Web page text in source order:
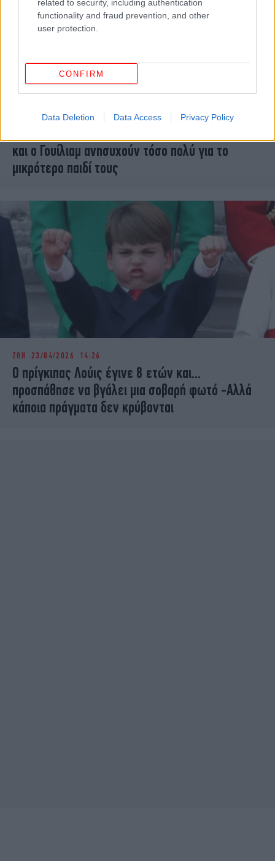
related to security, including authentication
functionality and fraud prevention, and other
user protection.
CONFIRM
Data Deletion Data Access Privacy Policy
24/04/2026 20:02
και ο Γουίλιαμ ανησυχούν τόσο πολύ για το
μικρότερο παιδί τους
ΖΩΗ 23/04/2026 14:26
Ο πρίγκιπας Λούις έγινε 8 ετών και...
προσπάθησε να βγάλει μια σοβαρή φωτό -Αλλά
κάποια πράγματα δεν κρύβονται